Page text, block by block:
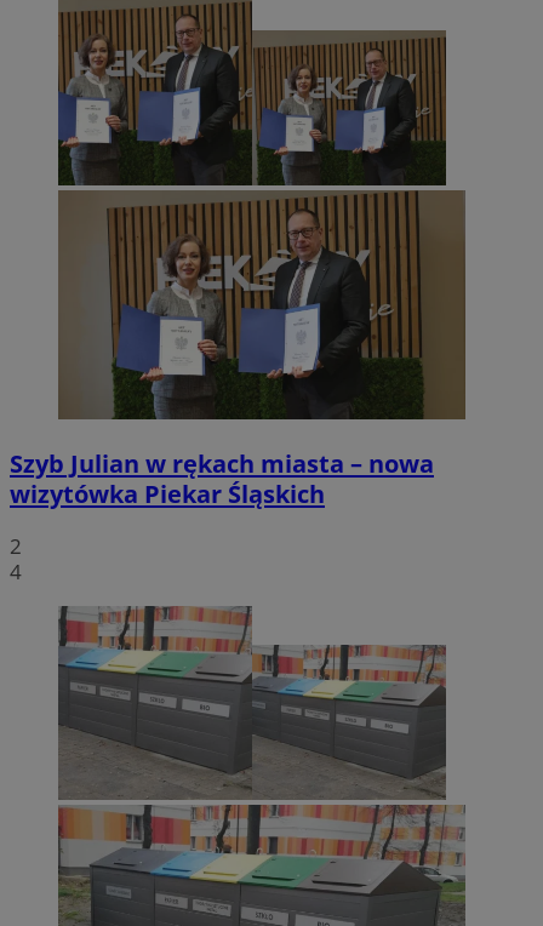
Szyb Julian w rękach miasta – nowa
wizytówka Piekar Śląskich
2
4